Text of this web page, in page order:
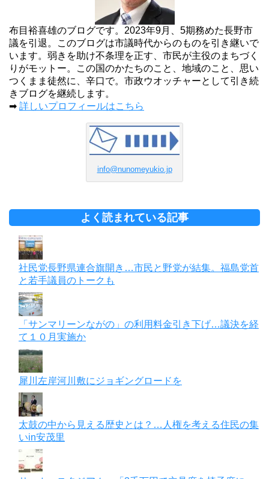
布目裕喜雄のブログです。2023年9月、5期務めた長野市
議を引退。このブログは市議時代からのものを引き継いで
います。弱きを助け不条理を正す、市民が主役のまちづく
りがモットー。この国のかたちのこと、地域のこと、思い
つくまま徒然に、辛口で。市政ウオッチャーとして引き続
きブログを継続します。
➡ 詳しいプロフィールはこちら
info@nunomeyukio.jp
よく読まれている記事
社民党長野県連合旗開き…市民と野党が結集。福島党首
と若手議員のトークも
「サンマリーンながの」の利用料金引き下げ…議決を経
て１０月実施か
犀川左岸河川敷にジョギングロードを
太鼓の中から見える歴史とは？…人権を考える住民の集
いin安茂里